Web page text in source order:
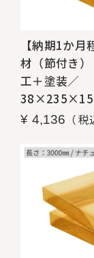
【納期1か月
材（節付き
工＋塗装／
¥ 4,136 税